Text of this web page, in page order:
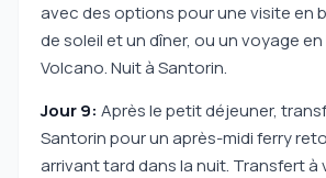
avec des options pour une visite en
de soleil et un dîner, ou un voyage
Volcano. Nuit à Santorin.
Jour 9: Après le petit déjeuner,
Santorin pour un après-midi ferry
arrivant tard dans la nuit. Transfert